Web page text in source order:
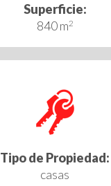
Superficie:
840 m2
Tipo de Propiedad:
casas